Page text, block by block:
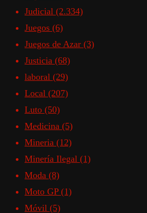
Judicial (2.334)
Juegos (6)
Juegos de Azar (3)
Justicia (68)
laboral (29)
Local (207)
Luto (50)
Medicina (5)
Mineria (12)
Minería Ilegal (1)
Moda (8)
Moto GP (1)
Móvil (5)